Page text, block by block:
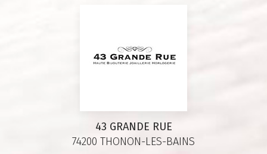
43 GRANDE RUE
74200 THONON-LES-BAINS